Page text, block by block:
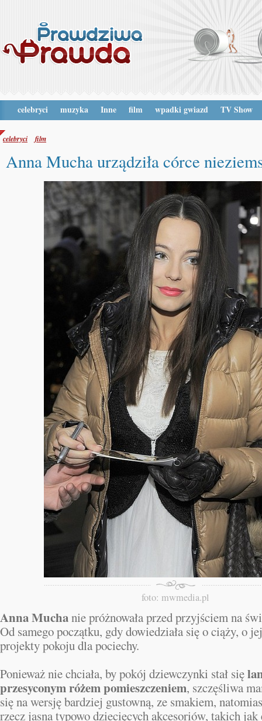
celebryci muzyka Inne film wpadki gwiazd TV Show
celebryci film
Anna Mucha urządziła córce
foto: mwmedia.pl
Anna Muchanie próżnowała przed przyjściem na
Od samego początku, gdy dowiedziała się o ciąży, o
projekty pokoju dla pociechy.
Ponieważ nie chciała, by pokój dziewczynki stał się
przesyconym różem pomieszczeniem, szczęśliwa
się na wersję bardziej gustowną, ze smakiem,
rzecz jasna typowo dziecięcych akcesoriów, takich jak